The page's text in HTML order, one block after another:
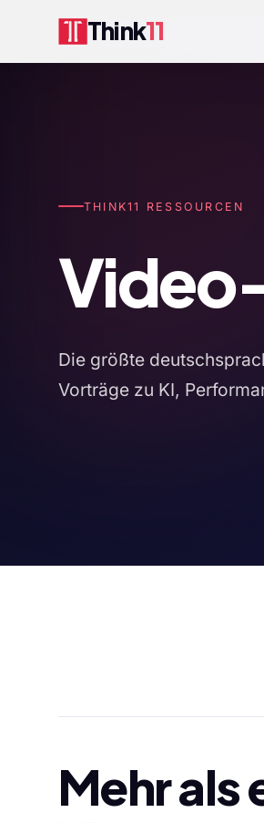
Think11
THINK11 RESSOURCEN
Die größte
Vorträge zu KI,
Mehr als